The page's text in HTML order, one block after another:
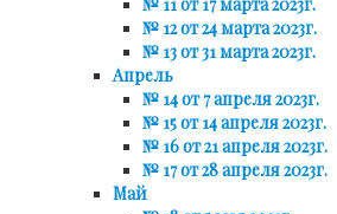
№ 12 от 24 марта 2023г.
№ 13 от 31 марта 2023г.
Апрель
№ 14 от 7 апреля 2023г.
№ 15 от 14 апреля 2023г.
№ 16 от 21 апреля 2023г.
№ 17 от 28 апреля 2023г.
Май